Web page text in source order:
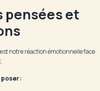
pensées et
notre réaction émotionnelle face
: